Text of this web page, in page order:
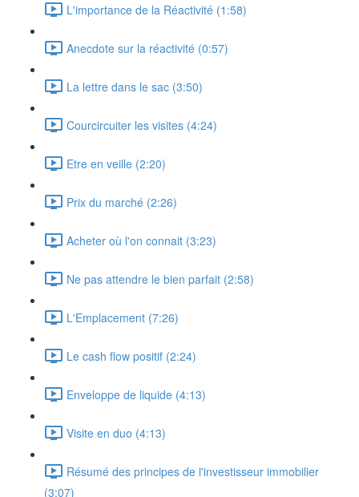
L'importance de la Réactivité (1:58)
Anecdote sur la réactivité (0:57)
La lettre dans le sac (3:50)
Courcircuiter les visites (4:24)
Etre en veille (2:20)
Prix du marché (2:26)
Acheter où l'on connait (3:23)
Ne pas attendre le bien parfait (2:58)
L'Emplacement (7:26)
Le cash flow positif (2:24)
Enveloppe de liquide (4:13)
Visite en duo (4:13)
Résumé des principes de l'investisseur immobilier
(3:07)